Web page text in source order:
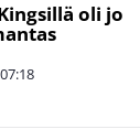
oli jo
07:18